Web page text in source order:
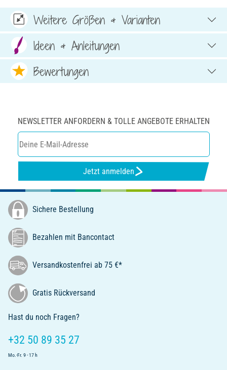
Weitere Größen & Varianten
Ideen & Anleitungen
Bewertungen
NEWSLETTER ANFORDERN & TOLLE ANGEBOTE ERHALTEN
Jetzt anmelden
Sichere Bestellung
Bezahlen mit Bancontact
Versandkostenfrei ab 75 €*
Gratis Rückversand
Hast du noch Fragen?
+32 50 89 35 27
Mo.-Fr. 9 - 17 h